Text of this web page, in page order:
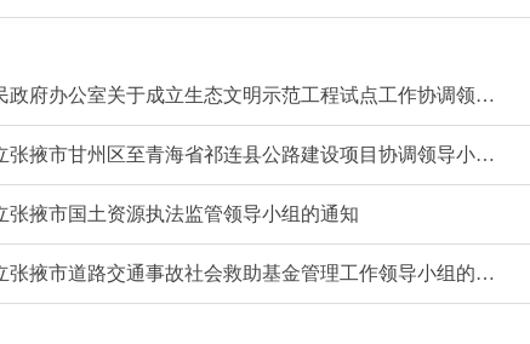
中共张掖市委办公室张掖市人民政府办公室关于成立生态文明示范工程试点工作协调领导小组的通知
张掖市人民政府办公室关于成立张掖市甘州区至青海省祁连县公路建设项目协调领导小组的通知
掖市国土资源执法监管领导小组的通知
张掖市人民政府办公室关于成立张掖市道路交通事故社会救助基金管理工作领导小组的通知